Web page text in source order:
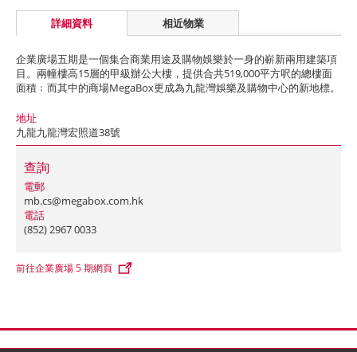
詳細資料 相近物業
企業廣場五期是一個集合商業用途及購物娛樂於一身的嶄新兩用建築項
目。兩幢樓高15層的甲級辦公大樓，提供合共519,000平方呎的總樓面
面積﹔而其中的商場MegaBox更成為九龍灣娛樂及購物中心的新地標。
地址
九龍九龍灣宏照道38號
查詢
電郵
mb.cs@megabox.com.hk
電話
(852) 2967 0033
前往企業廣場 5 期網頁